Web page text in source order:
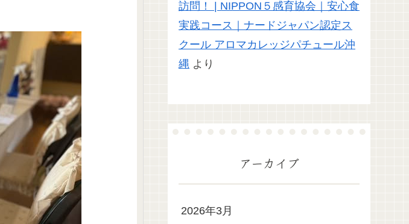
訪問！ | NIPPON５感育協会｜安心食
実践コース｜ナードジャパン認定ス
クール アロマカレッジパチュール沖
縄 より
アーカイブ
2026年3月